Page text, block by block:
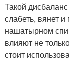
Такой
слабеть, вянет
нашатырном
влияют не
стоит